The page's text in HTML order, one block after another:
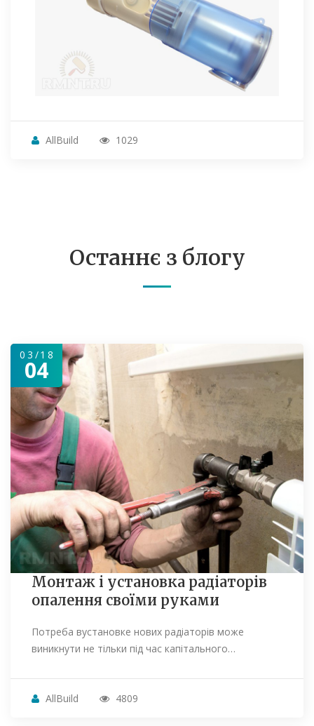
AllBuild 1029
Останнє з блогу
03/18
04
Монтаж і установка радіаторів
опалення своїми руками
Потреба вустановке нових радіаторів може
виникнути не тільки під час капітального…
AllBuild 4809